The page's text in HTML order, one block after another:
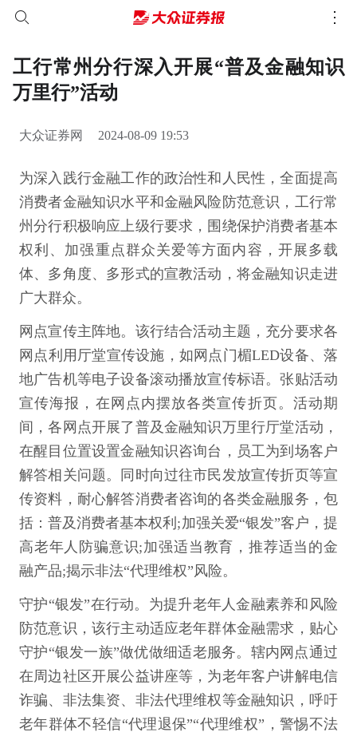
工行常州分行深入开展“普及金融知识
万里行”活动
大众证券网 2024-08-09 19:53
为深入践行金融工作的政治性和人民性，全面提高
消费者金融知识水平和金融风险防范意识，工行常
州分行积极响应上级行要求，围绕保护消费者基本
权利、加强重点群众关爱等方面内容，开展多载
体、多角度、多形式的宣教活动，将金融知识走进
广大群众。
网点宣传主阵地。该行结合活动主题，充分要求各
网点利用厅堂宣传设施，如网点门楣LED设备、落
地广告机等电子设备滚动播放宣传标语。张贴活动
宣传海报，在网点内摆放各类宣传折页。活动期
间，各网点开展了普及金融知识万里行厅堂活动，
在醒目位置设置金融知识咨询台，员工为到场客户
解答相关问题。同时向过往市民发放宣传折页等宣
传资料，耐心解答消费者咨询的各类金融服务，包
括：普及消费者基本权利;加强关爱“银发”客户，提
高老年人防骗意识;加强适当教育，推荐适当的金
融产品;揭示非法“代理维权”风险。
守护“银发”在行动。为提升老年人金融素养和风险
防范意识，该行主动适应老年群体金融需求，贴心
守护“银发一族”做优做细适老服务。辖内网点通过
在周边社区开展公益讲座等，为老年客户讲解电信
诈骗、非法集资、非法代理维权等金融知识，呼吁
老年群体不轻信“代理退保”“代理维权”，警惕不法